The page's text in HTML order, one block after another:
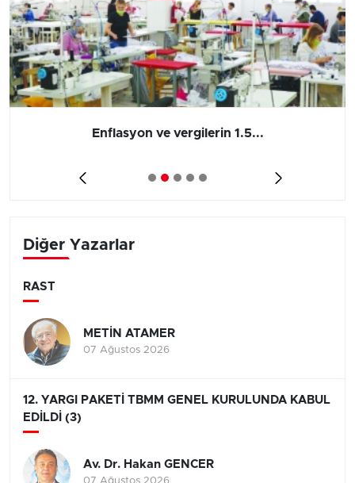
Barış yatırımı, üretimi ve...
Diğer Yazarlar
RAST
METİN ATAMER
07 Ağustos 2026
12. YARGI PAKETİ TBMM GENEL KURULUNDA KABUL
EDİLDİ (3)
Av. Dr. Hakan GENCER